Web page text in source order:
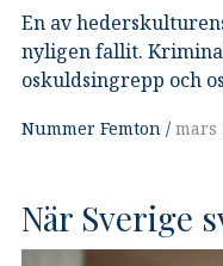
En av
nyligen fallit.
oskuldsingrepp och
Nummer Femton mars
När Sverige